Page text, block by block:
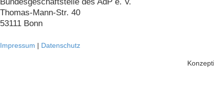
Thomas-Mann-Str. 40
53111 Bonn
Impressum | Datenschutz